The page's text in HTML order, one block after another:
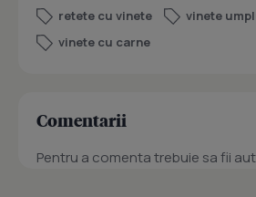
retete cu vinete
vinete
vinete cu carne
Comentarii
Pentru a comenta trebuie sa fii